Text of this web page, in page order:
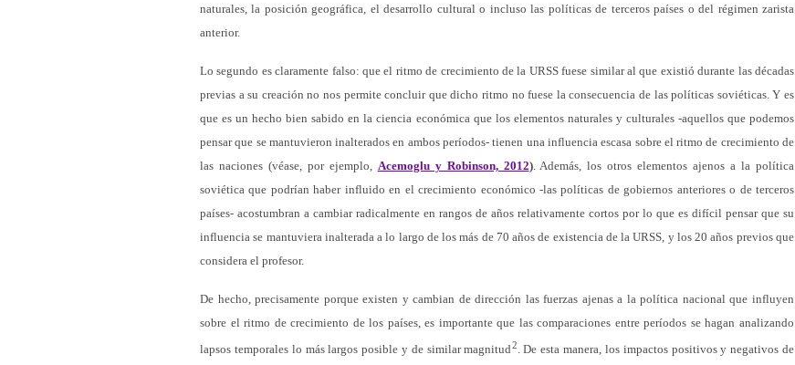
naturales, la posición geográfica, el desarrollo cultural o incluso las políticas de terceros países o del régimen zarista
anterior.
Lo segundo es claramente falso: que el ritmo de crecimiento de la URSS fuese similar al que existió durante las décadas
previas a su creación no nos permite concluir que dicho ritmo no fuese la consecuencia de las políticas soviéticas. Y es
que es un hecho bien sabido en la ciencia económica que los elementos naturales y culturales -aquellos que podemos
pensar que se mantuvieron inalterados en ambos períodos- tienen una influencia escasa sobre el ritmo de crecimiento de
las naciones (véase, por ejemplo, Acemoglu y Robinson, 2012). Además, los otros elementos ajenos a la política
soviética que podrían haber influido en el crecimiento económico -las políticas de gobiernos anteriores o de terceros
países- acostumbran a cambiar radicalmente en rangos de años relativamente cortos por lo que es difícil pensar que su
influencia se mantuviera inalterada a lo largo de los más de 70 años de existencia de la URSS, y los 20 años previos que
considera el profesor.
De hecho, precisamente porque existen y cambian de dirección las fuerzas ajenas a la política nacional que influyen
sobre el ritmo de crecimiento de los países, es importante que las comparaciones entre períodos se hagan analizando
lapsos temporales lo más largos posible y de similar magnitud2. De esta manera, los impactos positivos y negativos de